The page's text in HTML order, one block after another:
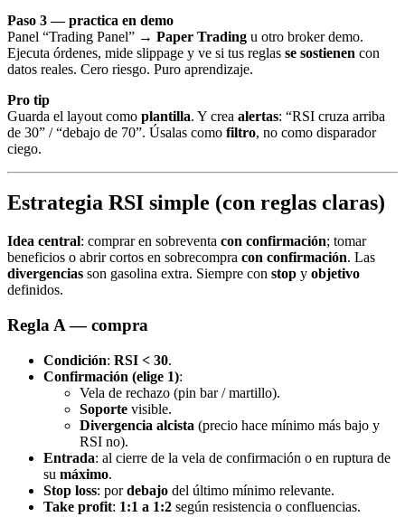
Paso 3 — practica en demo
Panel “Trading Panel” → Paper Trading u otro broker demo.
Ejecuta órdenes, mide slippage y ve si tus reglas se sostienen con
datos reales. Cero riesgo. Puro aprendizaje.
Pro tip
Guarda el layout como plantilla. Y crea alertas: “RSI cruza arriba
de 30” / “debajo de 70”. Úsalas como filtro, no como disparador
ciego.
Estrategia RSI simple (con reglas claras)
Idea central: comprar en sobreventa con confirmación; tomar
beneficios o abrir cortos en sobrecompra con confirmación. Las
divergencias son gasolina extra. Siempre con stop y objetivo
definidos.
Regla A — compra
Condición: RSI < 30.
Confirmación (elige 1):
Vela de rechazo (pin bar / martillo).
Soporte visible.
Divergencia alcista (precio hace mínimo más bajo y
RSI no).
Entrada: al cierre de la vela de confirmación o en ruptura de
su máximo.
Stop loss: pordebajo del último mínimo relevante.
Take profit: 1:1 a 1:2 según resistencia o confluencias.